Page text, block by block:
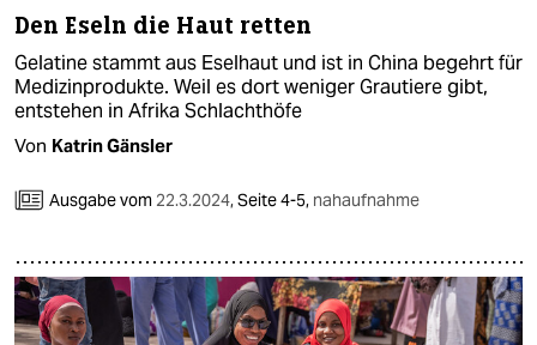
Den Eseln die Haut retten
Gelatine stammt aus Eselhaut und ist in China begehrt für
Medizinprodukte. Weil es dort weniger Grautiere gibt,
entstehen in Afrika Schlachthöfe
Von Katrin Gänsler
Ausgabe vom 22.3.2024,Seite 4-5, nahaufnahme